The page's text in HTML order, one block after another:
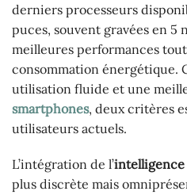
derniers processeurs
puces, souvent gravées en 5
meilleures performances
consommation énergétique.
utilisation fluide et une
smartphones, deux critères
utilisateurs actuels.
L’intégration de l’
plus discrète mais